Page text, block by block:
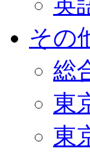
その
総
東
東